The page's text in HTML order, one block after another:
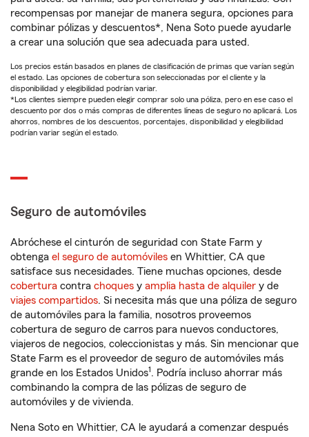
recompensas por manejar de manera segura, opciones para
combinar pólizas y descuentos*, Nena Soto puede ayudarle
a crear una solución que sea adecuada para usted.
Los precios están basados en planes de clasificación de primas que varían según
el estado. Las opciones de cobertura son seleccionadas por el cliente y la
disponibilidad y elegibilidad podrían variar.
*Los clientes siempre pueden elegir comprar solo una póliza, pero en ese caso el
descuento por dos o más compras de diferentes líneas de seguro no aplicará. Los
ahorros, nombres de los descuentos, porcentajes, disponibilidad y elegibilidad
podrían variar según el estado.
Seguro de automóviles
Abróchese el cinturón de seguridad con State Farm y
obtenga el seguro de automóviles en Whittier, CA que
satisface sus necesidades. Tiene muchas opciones, desde
cobertura contra choques y amplia hasta de alquiler y de
viajes compartidos. Si necesita más que una póliza de seguro
de automóviles para la familia, nosotros proveemos
cobertura de seguro de carros para nuevos conductores,
viajeros de negocios, coleccionistas y más. Sin mencionar que
State Farm es el proveedor de seguro de automóviles más
grande en los Estados Unidos1 . Podría incluso ahorrar más
combinando la compra de las pólizas de seguro de
automóviles y de vivienda.
Nena Soto en Whittier, CA le ayudará a comenzar después